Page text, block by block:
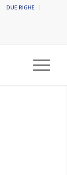
DUE RIGHE